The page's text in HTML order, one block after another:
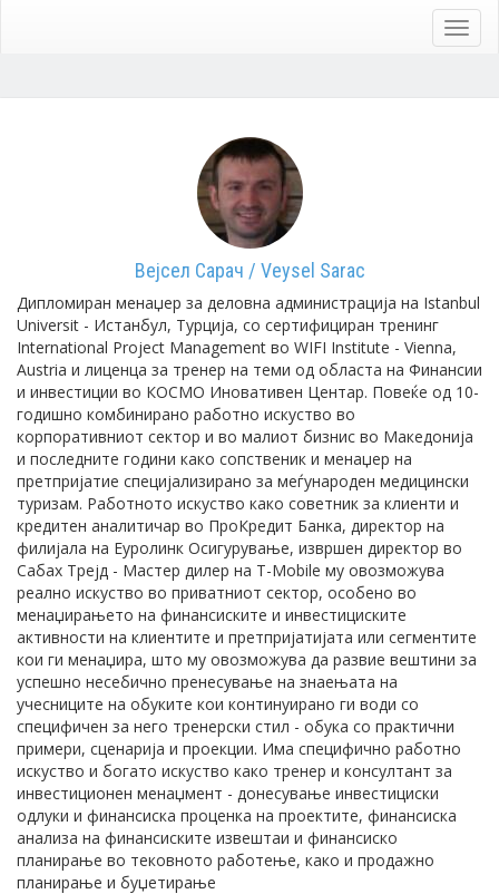
Вејсел Сарач / Veysel Sarac
Дипломиран менаџер за деловна администрација на Istanbul
Universit - Истанбул, Турција, со сертифициран тренинг
International Project Management во WIFI Institute - Vienna,
Austria и лиценца за тренер на теми од областа на Финансии
и инвестиции во КОСМО Иновативен Центар. Повеќе од 10-
годишно комбинирано работно искуство во
корпоративниот сектор и во малиот бизнис во Македонија
и последните години како сопственик и менаџер на
претпријатие специјализирано за меѓународен медицински
туризам. Работното искуство како советник за клиенти и
кредитен аналитичар во ПроКредит Банка, директор на
филијала на Еуролинк Осигурување, извршен директор во
Сабах Трејд - Мастер дилер на T-Mobile му овозможува
реално искуство во приватниот сектор, особено во
менаџирањето на финансиските и инвестициските
активности на клиентите и претпријатијата или сегментите
кои ги менаџира, што му овозможува да развие вештини за
успешно несебично пренесување на знаењата на
учесниците на обуките кои континуирано ги води со
специфичен за него тренерски стил - обука со практични
примери, сценарија и проекции. Има специфично работно
искуство и богато искуство како тренер и консултант за
инвестиционен менаџмент - донесување инвестициски
одлуки и финансиска проценка на проектите, финансиска
анализа на финансиските извештаи и финансиско
планирање во тековното работење, како и продажно
планирање и буџетирање